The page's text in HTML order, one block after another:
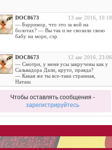
DOC8673
13 авг 2016, 10:18
— Бэрримор, что это за вой на
болотах? — Вы так и не свозили свою
бабу на море, сэр.
DOC8673
12 авг 2016, 23:06
— Смотри, у меня усы закручены как у
Сальвадора Дали, круто, правда?
— Какая же ты все-таки странная,
Наташ.
DOC8673
11 авг 2016, 14:42
- Ну, отдалась… И где небо?.. Где
DOC8673
11 авг 2016, 11:52
Чтобы оставлять сообщения -
зарегистрируйтесь